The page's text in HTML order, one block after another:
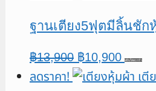
฿11,900.฿9,900.
ฐานเตียง5ฟุตมีลิ้นชักหุ้
฿13,900 Original
price
฿10,900Current
price
หยิบใส่ตะกร้า
ลดราคา!